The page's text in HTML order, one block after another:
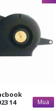
14
Mua